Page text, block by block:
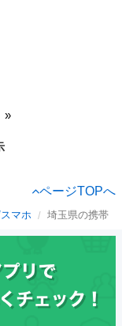
ページTOPへ
マホ 埼玉県の携帯電